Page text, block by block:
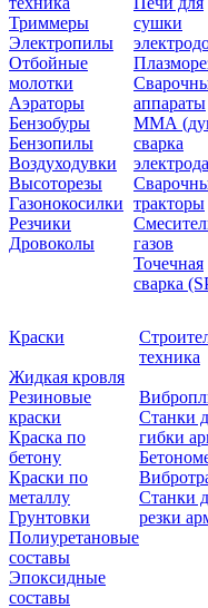
Триммеры
Электропилы
Отбойные
молотки
Аэраторы
Бензобуры
Бензопилы
Воздуходувки
Высоторезы
Газонокосилки
Резчики
Дровоколы
сушки
аппараты
ММА
сварка
тракторы
газов
Точечная
сварка
Краски
Жидкая кровля
Резиновые
краски
Краска по
бетону
Краски по
металлу
Грунтовки
Полиуретановые
составы
Эпоксидные
составы
техника
Станки
гибки
Станки
резки